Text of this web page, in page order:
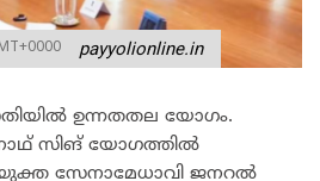
payyolionline.in
ഉന്നതതല യോഗം.
സിങ് യോഗത്തില്‍
സേനാമേധാവി ജനറല്‍